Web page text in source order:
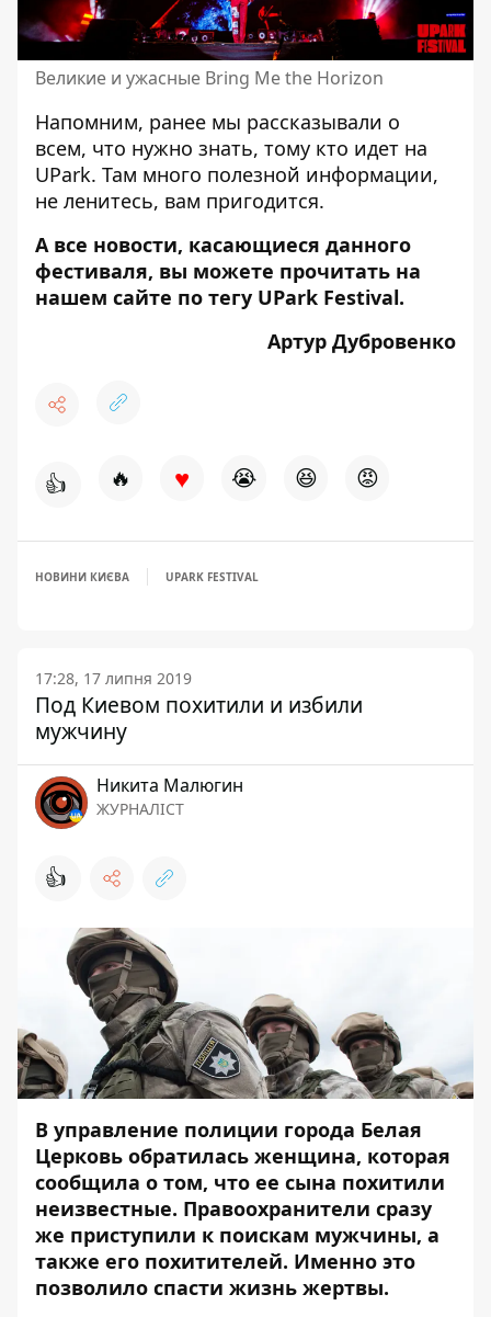
Великие и ужасные Bring Me the Horizon
Напомним, ранее мы рассказывали о
всем, что нужно знать, тому кто идет на
UPark. Там много полезной информации,
не ленитесь, вам пригодится.
А все новости, касающиеся данного
фестиваля, вы можете прочитать на
нашем сайте по тегу UPark Festival.
Артур Дубровенко
👍 🔥 ♥ 😭 😆 😡
НОВИНИ КИЄВА UPARK FESTIVAL
17:28, 17 липня 2019
Под Киевом похитили и избили
мужчину
Никита Малюгин
ЖУРНАЛІСТ
👍
В управление полиции города Белая
Церковь обратилась женщина, которая
сообщила о том, что ее сына похитили
неизвестные. Правоохранители сразу
же приступили к поискам мужчины, а
также его похитителей. Именно это
позволило спасти жизнь жертвы.